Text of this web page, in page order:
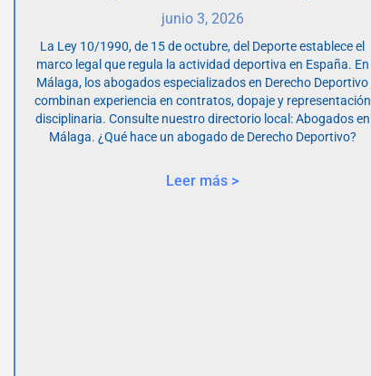
junio 3, 2026
La Ley 10/1990, de 15 de octubre, del Deporte establece el
marco legal que regula la actividad deportiva en España. En
Málaga, los abogados especializados en Derecho Deportivo
combinan experiencia en contratos, dopaje y representación
disciplinaria. Consulte nuestro directorio local: Abogados en
Málaga. ¿Qué hace un abogado de Derecho Deportivo?
Leer más >